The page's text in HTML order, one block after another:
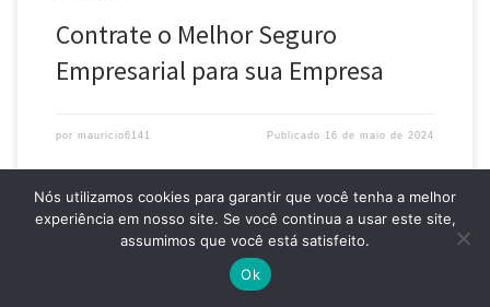
Contrate o Melhor Seguro
Empresarial para sua Empresa
por mauricio6141 Publicado 16 de maio de 2024
Este site usa cookies e solicita seus dados pessoais para melhorar
sua experiência de navegação.
Nós utilizamos cookies para garantir que você tenha a melhor
experiência em nosso site. Se você continua a usar este site,
assumimos que você está satisfeito.
Ok